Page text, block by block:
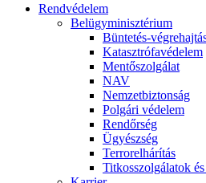
Rendvédelem
Belügyminisztérium
Büntetés-
Katasztrófavédelem
Mentőszolgálat
NAV
Nemzetbiztonság
Polgári védelem
Rendőrség
Ügyészség
Terrorelhárítás
Titkosszolgálatok